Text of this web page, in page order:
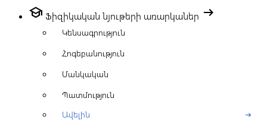
school Ֆիզիկական նյութերի առարկաներ arrow_right_alt
Կենսագրություն
Հոգեբանություն
Մանկական
Պատմություն
Ավելին
arrow_right_alt